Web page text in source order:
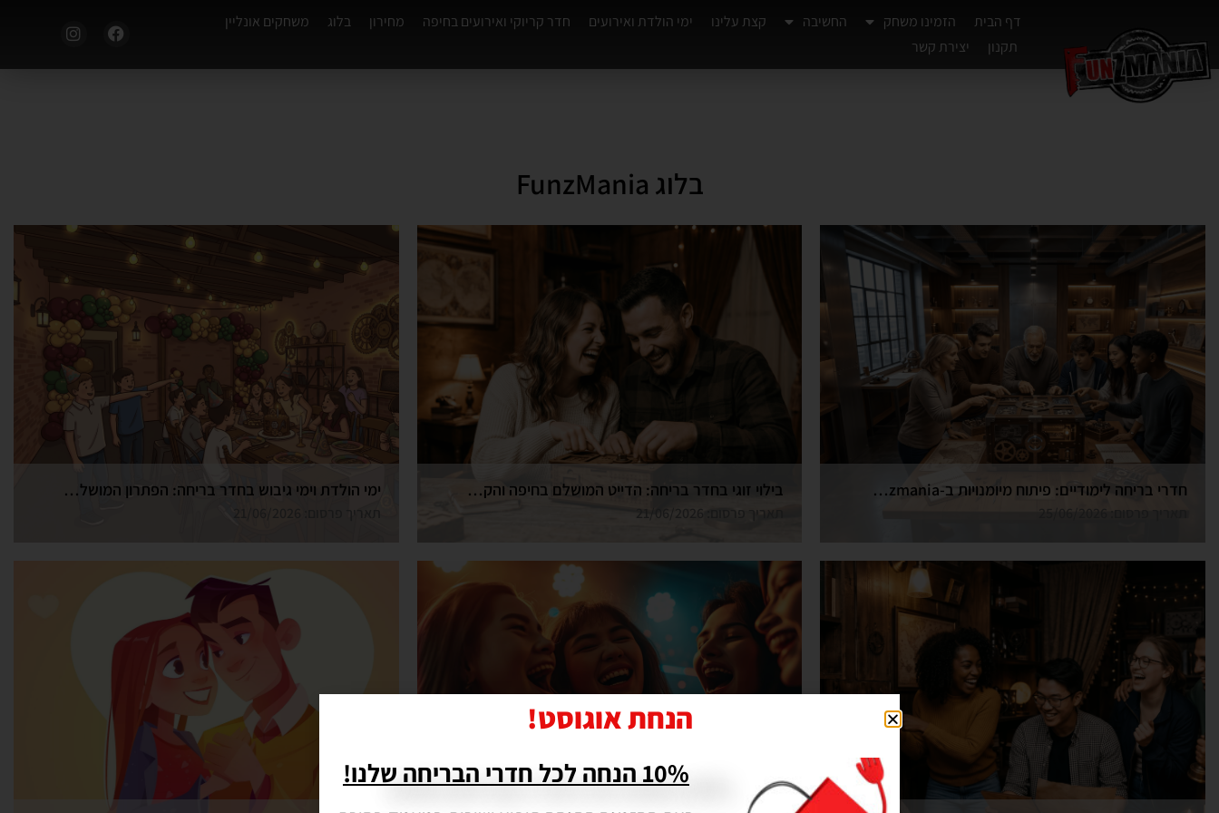
דף הבית הזמינו משחק החשיבה קצת עלינו ימי הולדת ואירועים חדר קריוקי ואירועים בחיפה מחירון בלוג
משחקים אונליין
תקנון
יצירת קשר
בלוג FunzMania
חדרי בריחה לימודיים: פיתוח מיומנויות ב-Funzmania בילוי זוגי בחדר בריחה: הדייט המושלם בחיפה והקריות
תאריך פרסום: 21/06/2026
ימי הולדת וימי גיבוש בחדר בריחה: הפתרון המושלם בחיפה
הנחת אוגוסט!
10% הנחה לכל חדרי הבריחה שלנו!